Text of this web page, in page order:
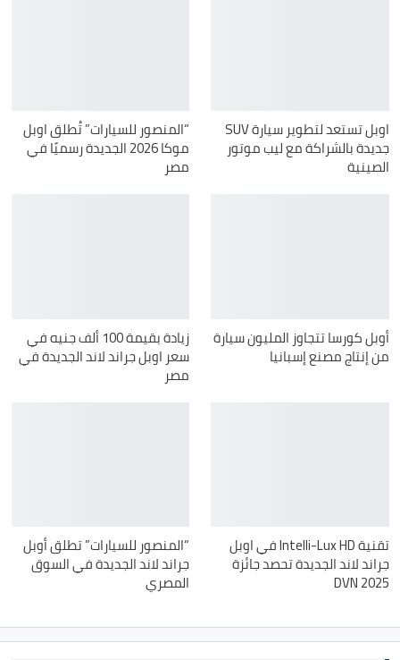
اوبل تستعد لتطوير سيارة SUV
جديدة بالشراكة مع ليب موتور
الصينية
“المنصور للسيارات” تُطلق اوبل
موكا 2026 الجديدة رسميًا في
مصر
أوبل كورسا تتجاوز المليون سيارة
من إنتاج مصنع إسبانيا
زيادة بقيمة 100 ألف جنيه في
سعر اوبل جراند لاند الجديدة في
مصر
تقنية Intelli-Lux HD في اوبل
جراند لاند الجديدة تحصد جائزة
DVN 2025
“المنصور للسيارات” تطلق أوبل
جراند لاند الجديدة في السوق
المصري